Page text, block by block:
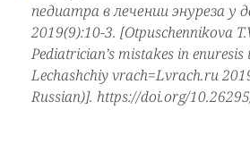
педиатра в лечении энуреза у
2019(9):10-3. [Otpuschennikova
Pediatrician’s mistakes in
Lechashchiy vrach=Lvrach.ru
Russian)]. https://doi.org/